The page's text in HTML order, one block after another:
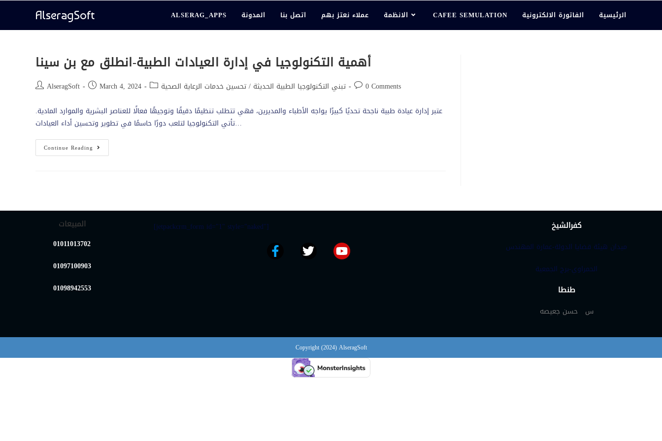
AlseragSoft ALSERAG_APPS المدونة اتصل بنا عملاء نعتز بهم الانظمة CAFEE SEMULATION الفاتورة الالكترونية الرئيسية
أهمية التكنولوجيا في إدارة العيادات الطبية-انطلق مع بن سينا
AlseragSoft March 4, 2024 تبني التكنولوجيا الطبية الحديثة /تحسين خدمات الرعاية الصحية
0 Comments
عتبر إدارة عيادة طبية ناجحة تحديًا كبيرًا يواجه الأطباء والمديرين، فهي تتطلب تنظيمًا دقيقًا وتوجيهًا فعالًا للعناصر البشرية والموارد المادية.
تأتي التكنولوجيا لتلعب دورًا حاسمًا في تطوير وتحسين أداء العيادات…
Continue Reading
المبيعات
01011013702
01097100903
01098942553
[jetpackcrm_form id="1" style="naked"] كفرالشيخ
ميدان هيئة قضايا الدولة-عمارة المهندس
الحمراوي-برج الجمعية
طنطا
س حسن جعيصه
Copyright (2024) AlseragSoft